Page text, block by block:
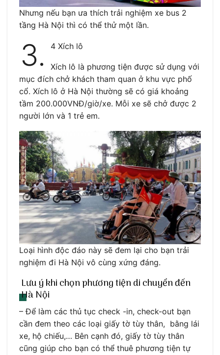
Nhưng nếu bạn ưa thích trải nghiệm xe bus 2
tầng Hà Nội thì có thể thử một lần.
3. 4 Xích lô
Xích lô là phương tiện được sử dụng với
mục đích chở khách tham quan ở khu vực phố
cổ. Xích lô ở Hà Nội thường sẽ có giá khoảng
tầm 200.000VNĐ/giờ/xe. Mỗi xe sẽ chở được 2
người lớn và 1 trẻ em.
Loại hình độc đáo này sẽ đem lại cho bạn trải
nghiệm đi Hà Nội vô cùng xứng đáng.
Lưu ý khi chọn phương tiện di chuyển đến
Hà Nội
– Để làm các thủ tục check -in, check-out bạn
cần đem theo các loại giấy tờ tùy thân, bằng lái
xe, hộ chiếu,… Bên cạnh đó, giấy tờ tùy thân
cũng giúp cho bạn có thể thuê phương tiện tự